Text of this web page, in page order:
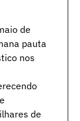
de
pauta
nos
de